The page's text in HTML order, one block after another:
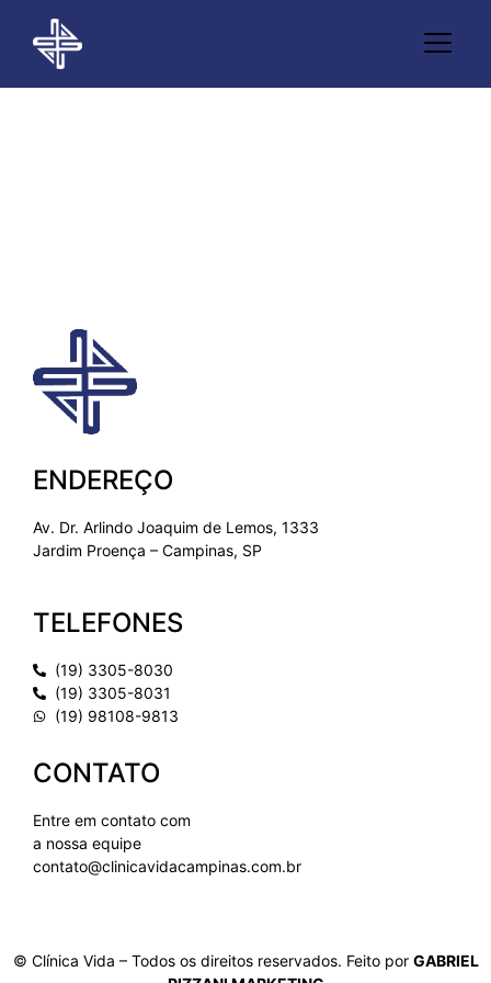
ENDEREÇO
Av. Dr. Arlindo Joaquim de Lemos, 1333
Jardim Proença – Campinas, SP
TELEFONES
(19) 3305-8030
(19) 3305-8031
(19) 98108-9813
CONTATO
Entre em contato com
a nossa equipe
contato@clinicavidacampinas.com.br
© Clínica Vida – Todos os direitos reservados. Feito por GABRIEL